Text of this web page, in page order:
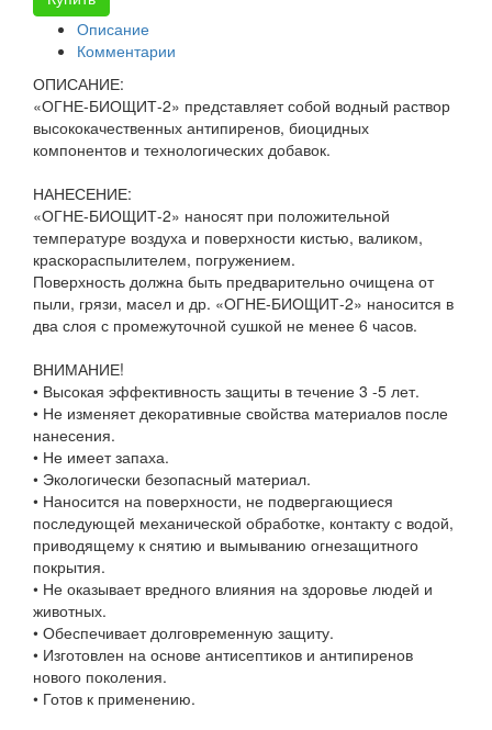
Описание
Комментарии
ОПИСАНИЕ:
«ОГНЕ-БИОЩИТ-2» представляет собой водный раствор
высококачественных антипиренов, биоцидных
компонентов и технологических добавок.
НАНЕСЕНИЕ:
«ОГНЕ-БИОЩИТ-2» наносят при положительной
температуре воздуха и поверхности кистью, валиком,
краскораспылителем, погружением.
Поверхность должна быть предварительно очищена от
пыли, грязи, масел и др. «ОГНЕ-БИОЩИТ-2» наносится в
два слоя с промежуточной сушкой не менее 6 часов.
ВНИМАНИЕ!
• Высокая эффективность защиты в течение 3 -5 лет.
• Не изменяет декоративные свойства материалов после
нанесения.
• Не имеет запаха.
• Экологически безопасный материал.
• Наносится на поверхности, не подвергающиеся
последующей механической обработке, контакту с водой,
приводящему к снятию и вымыванию огнезащитного
покрытия.
• Не оказывает вредного влияния на здоровье людей и
животных.
• Обеспечивает долговременную защиту.
• Изготовлен на основе антисептиков и антипиренов
нового поколения.
• Готов к применению.